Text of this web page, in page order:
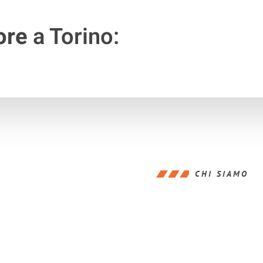
a Torino:
CHI SIAMO